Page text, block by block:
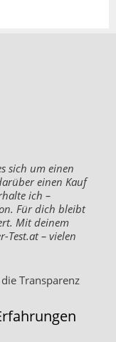
sich um einen
einen Kauf
ich –
Für dich bleibt
Mit deinem
Test.at – vielen
Transparenz